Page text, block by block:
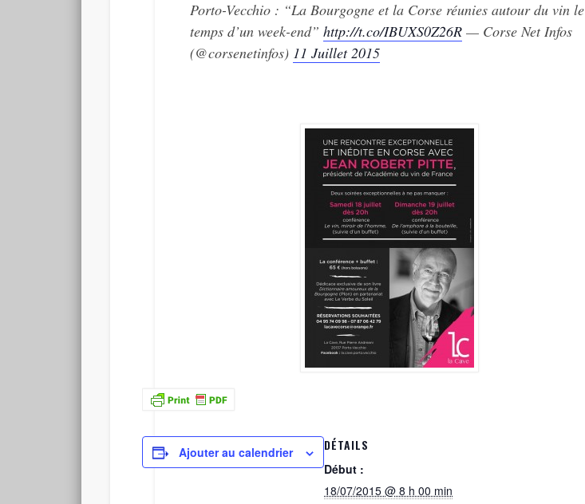
Porto-Vecchio : “La Bourgogne et la Corse réunies autour du vin le
temps d’un week-end”http://t.co/IBUXS0Z26R — Corse Net Infos
(@corsenetinfos) 11 Juillet 2015
Ajouter au calendrier DÉTAILS
Début :
18/07/2015 @ 8 h 00 min